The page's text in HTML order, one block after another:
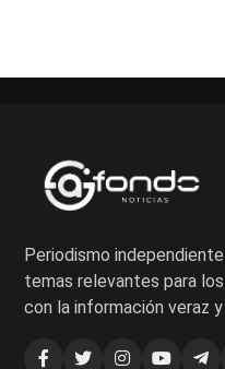
Periodismo
temas relevantes para
con la información veraz